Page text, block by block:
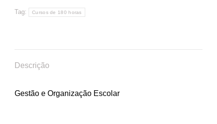
Tag: Cursos de 180 horas
Descrição
Gestão e Organização Escolar